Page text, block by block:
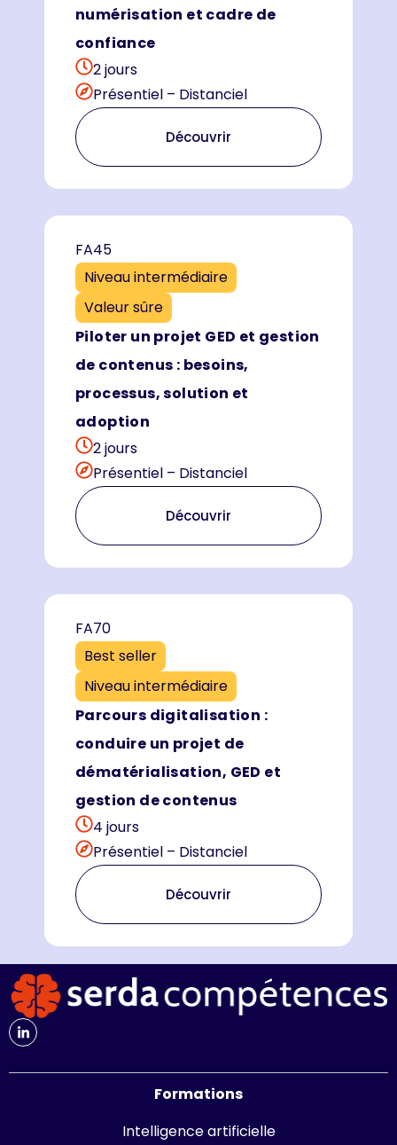
numérisation et cadre de
confiance
2 jours
Présentiel – Distanciel
Découvrir
FA45
Niveau intermédiaire
Valeur sûre
Piloter un projet GED et gestion
de contenus : besoins,
processus, solution et
adoption
2 jours
Présentiel – Distanciel
Découvrir
FA70
Best seller
Niveau intermédiaire
Parcours digitalisation :
conduire un projet de
dématérialisation, GED et
gestion de contenus
4 jours
Présentiel – Distanciel
Découvrir
Formations
Intelligence artificielle